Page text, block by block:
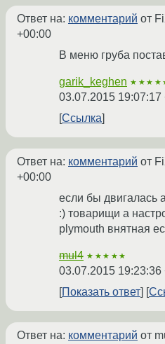
Ответ на: комментарий от
+00:00
В меню груба
garik_keghen
03.07.2015 19:07:17
Ссылка
Ответ на: комментарий от
+00:00
если бы двигалась
:) товарищи а
plymouth внятная
mul4 ★★★★★
03.07.2015 19:23:36
Показать ответ
Ответ на: комментарий от